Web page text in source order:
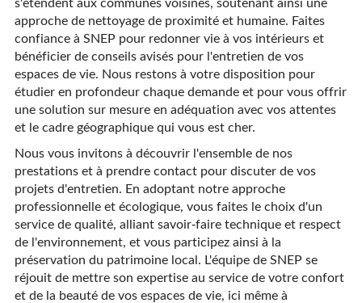
approche de nettoyage de proximité et humaine. Faites
confiance à SNEP pour redonner vie à vos intérieurs et
bénéficier de conseils avisés pour l'entretien de vos
espaces de vie. Nous restons à votre disposition pour
étudier en profondeur chaque demande et pour vous offrir
une solution sur mesure en adéquation avec vos attentes
et le cadre géographique qui vous est cher.
Nous vous invitons à découvrir l'ensemble de nos
prestations et à prendre contact pour discuter de vos
projets d'entretien. En adoptant notre approche
professionnelle et écologique, vous faites le choix d'un
service de qualité, alliant savoir-faire technique et respect
de l'environnement, et vous participez ainsi à la
préservation du patrimoine local. L'équipe de SNEP se
réjouit de mettre son expertise au service de votre confort
et de la beauté de vos espaces de vie, ici même à